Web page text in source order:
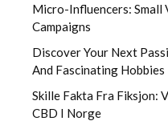
Micro-Influencers: Small
Campaigns
Discover Your Next
And Fascinating Hobbies
Skille Fakta Fra Fiksjon:
CBD I Norge